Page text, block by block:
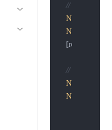
// 准备表单
NSString
NSData
[request
// 发送请求